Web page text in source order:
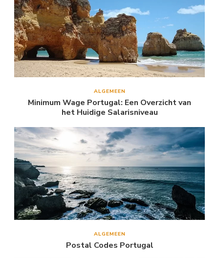
ALGEMEEN
Minimum Wage Portugal: Een Overzicht van
het Huidige Salarisniveau
ALGEMEEN
Postal Codes Portugal